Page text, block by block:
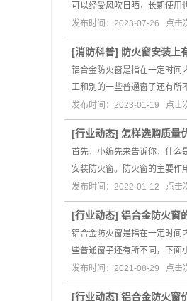
可以经受风吹日晒，长期使用
发布时间：2023-07-26 点击
[消防科普] 防火窗安装上
铝合金防火窗是指在一定时间
工和别的一些普通窗子还有所
发布时间：2023-01-19 点击
[行业动态] 怎样选购质量
首先，小编先来告诉你，什么
安装防火窗。防火窗的主要作
发布时间：2022-01-12 点击
[行业动态] 铝合金防火窗
铝合金防火窗是指在一定时间
些普通窗子还有所不同，下面
发布时间：2021-08-29 点击
[行业动态] 铝合金防火窗